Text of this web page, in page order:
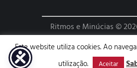
Ritmos e Minúcias ©
Desenvolvido por
Este website utiliza cookies. Ao
utilização.
Aceitar